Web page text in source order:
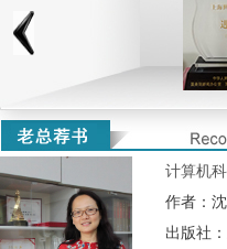
计算机
作者：
出版社：